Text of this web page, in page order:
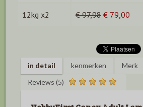
12kg x2 € 97,98 € 79,00
in detail kenmerken Merk
Reviews (5)